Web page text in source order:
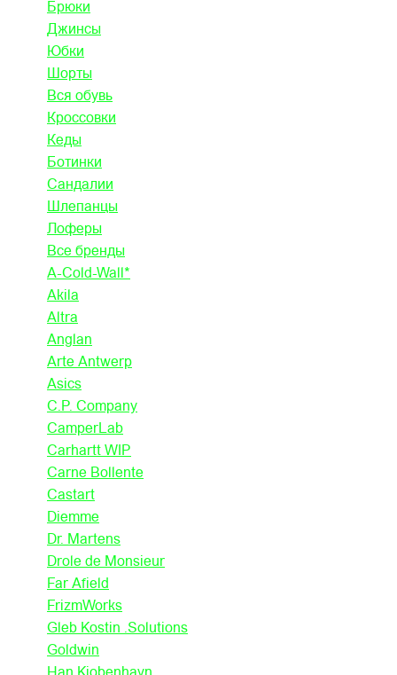
Брюки
Джинсы
Юбки
Шорты
Вся обувь
Кроссовки
Кеды
Ботинки
Сандалии
Шлепанцы
Лоферы
Все бренды
A-Cold-Wall*
Akila
Altra
Anglan
Arte Antwerp
Asics
C.P. Company
CamperLab
Carhartt WIP
Carne Bollente
Castart
Diemme
Dr. Martens
Drole de Monsieur
Far Afield
FrizmWorks
Gleb Kostin .Solutions
Goldwin